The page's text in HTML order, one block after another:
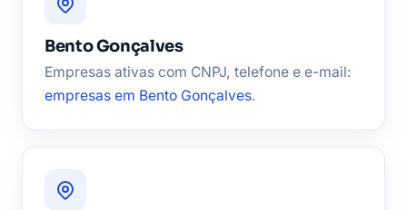
Bento Gonçalves
Empresas ativas com CNPJ, telefone e e-mail:
empresas em Bento Gonçalves.